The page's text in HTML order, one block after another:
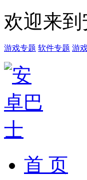
欢迎来
游戏专题 软件专题 游
首 页